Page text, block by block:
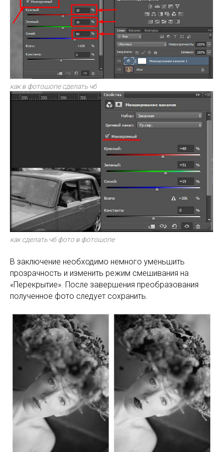
как в фотошопе сделать чб
как сделать чб фото в фотошопе
В заключение необходимо немного уменьшить
прозрачность и изменить режим смешивания на
«Перекрытие». После завершения преобразования
полученное фото следует сохранить.